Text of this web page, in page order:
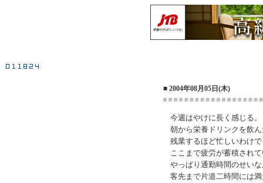
■ 2004年08月05日(木)
今週はやけに長く感じる。
朝から栄養ドリンクを飲
残業するほど忙しいわけ
ここまで疲労が蓄積され
やっぱり通勤時間のせい
客先まで片道二時間には